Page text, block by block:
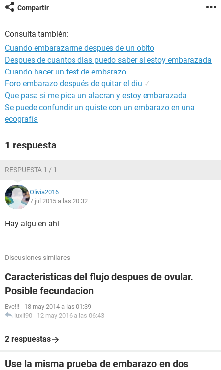
SEXUALIDAD
GLOSARIO
Compartir
Consulta también:
Cuando embarazarme despues de un obito
Despues de cuantos dias puedo saber si estoy embarazada
Cuando hacer un test de embarazo
Foro embarazo después de quitar el diu ✓
Que pasa si me pica un alacran y estoy embarazada
Se puede confundir un quiste con un embarazo en una
ecografía
1 respuesta
RESPUESTA 1 / 1
Olivia2016
7 jul 2015 a las 20:32
Hay alguien ahi
Discusiones similares
Caracteristicas del flujo despues de ovular.
Posible fecundacion
Eve!!! - 18 may 2014 a las 01:39
luxli90 - 12 may 2016 a las 06:43
2 respuestas
Use la misma prueba de embarazo en dos